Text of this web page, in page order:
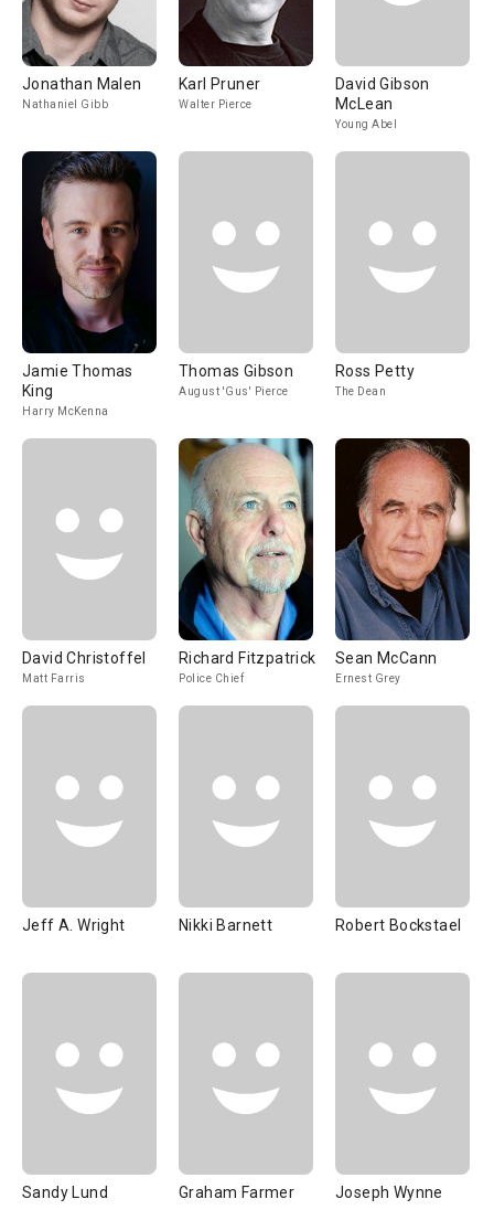
Jonathan Malen
Nathaniel Gibb
Karl Pruner
Walter Pierce
David Gibson
McLean
Young Abel
Jamie Thomas
King
Harry McKenna
Thomas Gibson
August 'Gus' Pierce
Ross Petty
The Dean
David Christoffel
Matt Farris
Richard Fitzpatrick
Police Chief
Sean McCann
Ernest Grey
Jeff A. Wright Nikki Barnett Robert Bockstael
Sandy Lund Graham Farmer Joseph Wynne